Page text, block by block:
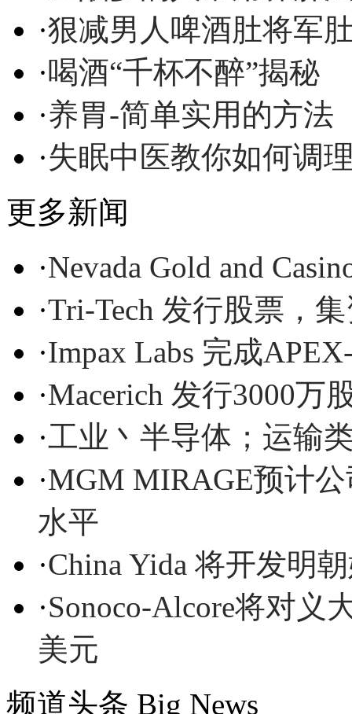
·狠减男人啤酒肚将军
·喝酒“千杯不醉”揭秘
·养胃-简单实用的方法
·失眠中医教你如何调
更多新闻
·Nevada Gold and
·Tri-Tech 发行股票，
·Impax Labs 完成
·Macerich 发行3000万
·工业丶半导体；运输
·MGM MIRAGE预计
水平
·China Yida 将开发明
·Sonoco-Alcore将对义
美元
频道头条 Big News